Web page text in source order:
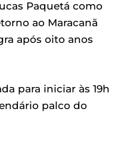
Paquetá como
ao Maracanã
após oito anos
para iniciar às 19h
palco do